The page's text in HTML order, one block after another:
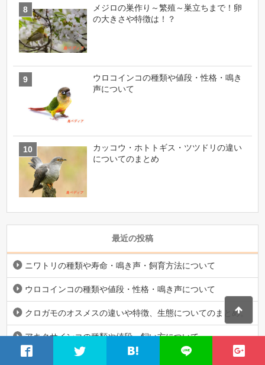
メジロの巣作り～繁殖～巣立ちまで！卵
の大きさや特徴は！？
ウロコインコの種類や値段・性格・鳴き
声について
カッコウ・ホトトギス・ツツドリの違い
についてのまとめ
最近の投稿
ニワトリの種類や寿命・鳴き声・飼育方法について
ウロコインコの種類や値段・性格・鳴き声について
クロガモのオスメスの違いや特徴、生態についてのまとめ。
アキクサインコの種類や値段・飼い方について
トキの生息地や生態・野生絶滅の理由について